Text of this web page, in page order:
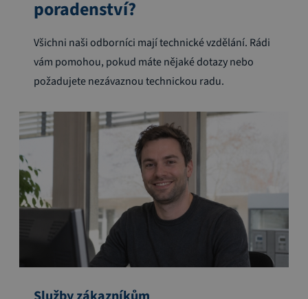
poradenství?
Všichni naši odborníci mají technické vzdělání. Rádi
vám pomohou, pokud máte nějaké dotazy nebo
požadujete nezávaznou technickou radu.